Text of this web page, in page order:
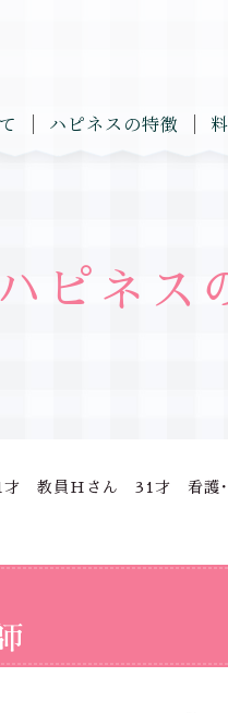
ハピネスの特徴
ハピネス
教員Hさん 31才 看護･